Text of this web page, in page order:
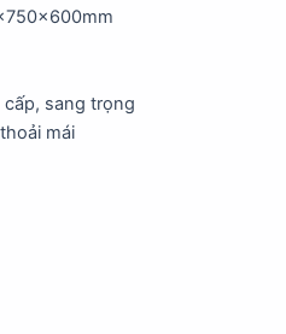
cấp, sang trọng
mái